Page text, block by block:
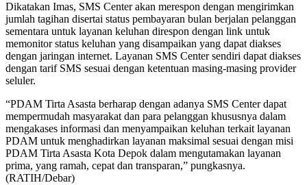
Dikatakan Imas, SMS Center akan merespon dengan mengirimkan
jumlah tagihan disertai status pembayaran bulan berjalan pelanggan
sementara untuk layanan keluhan direspon dengan link untuk
memonitor status keluhan yang disampaikan yang dapat diakses
dengan jaringan internet. Layanan SMS Center sendiri dapat diakses
dengan tarif SMS sesuai dengan ketentuan masing-masing provider
seluler.
“PDAM Tirta Asasta berharap dengan adanya SMS Center dapat
mempermudah masyarakat dan para pelanggan khususnya dalam
mengakases informasi dan menyampaikan keluhan terkait layanan
PDAM untuk menghadirkan layanan maksimal sesuai dengan misi
PDAM Tirta Asasta Kota Depok dalam mengutamakan layanan
prima, yang ramah, cepat dan transparan,” pungkasnya.
(RATIH/Debar)